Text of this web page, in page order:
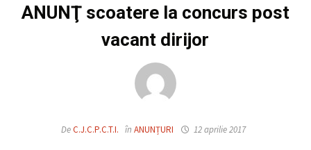
ANUNŢ scoatere la concurs post
vacant dirijor
DeC.J.C.P.C.T.I. în ANUNȚURI 12 aprilie 2017